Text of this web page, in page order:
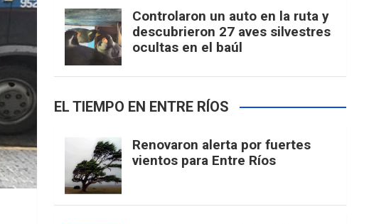
Controlaron un auto en la ruta y
descubrieron 27 aves silvestres
ocultas en el baúl
EL TIEMPO EN ENTRE RÍOS
Renovaron alerta por fuertes
vientos para Entre Ríos